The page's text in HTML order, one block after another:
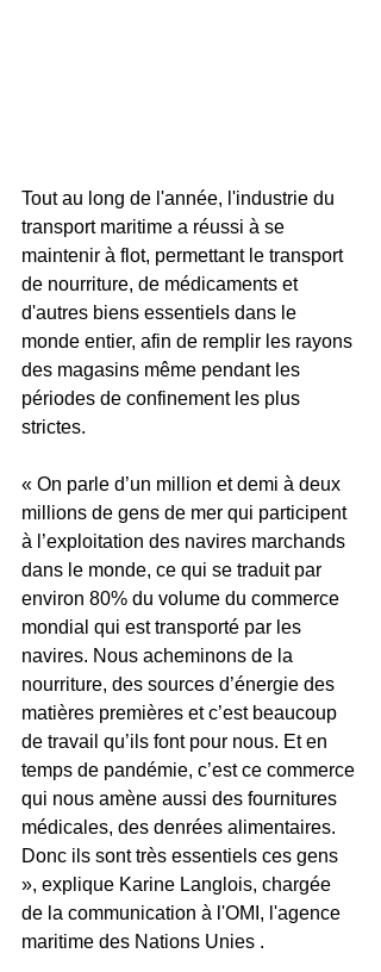
Tout au long de l'année, l'industrie du
transport maritime a réussi à se
maintenir à flot, permettant le transport
de nourriture, de médicaments et
d'autres biens essentiels dans le
monde entier, afin de remplir les rayons
des magasins même pendant les
périodes de confinement les plus
strictes.
« On parle d’un million et demi à deux
millions de gens de mer qui participent
à l’exploitation des navires marchands
dans le monde, ce qui se traduit par
environ 80% du volume du commerce
mondial qui est transporté par les
navires. Nous acheminons de la
nourriture, des sources d’énergie des
matières premières et c’est beaucoup
de travail qu’ils font pour nous. Et en
temps de pandémie, c’est ce commerce
qui nous amène aussi des fournitures
médicales, des denrées alimentaires.
Donc ils sont très essentiels ces gens
», explique Karine Langlois, chargée
de la communication à l'OMI, l'agence
maritime des Nations Unies .